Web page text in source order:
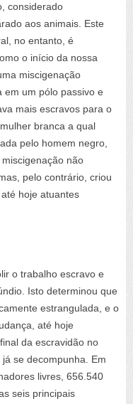
considerado
aos animais. Este
no entanto, é
o início da nossa
miscigenação
em um pólo passivo e
mais escravos para o
branca a qual
pelo homem negro,
não
pelo contrário, criou
hoje atuantes
o trabalho escravo e
Isto determinou que
estrangulada, e o
até hoje
da escravidão no
se decompunha. Em
livres, 656.540
seis principais